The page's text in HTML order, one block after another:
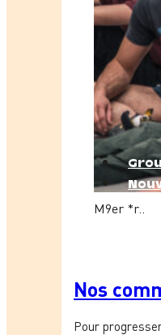
M9er *r..
Nos
Pour